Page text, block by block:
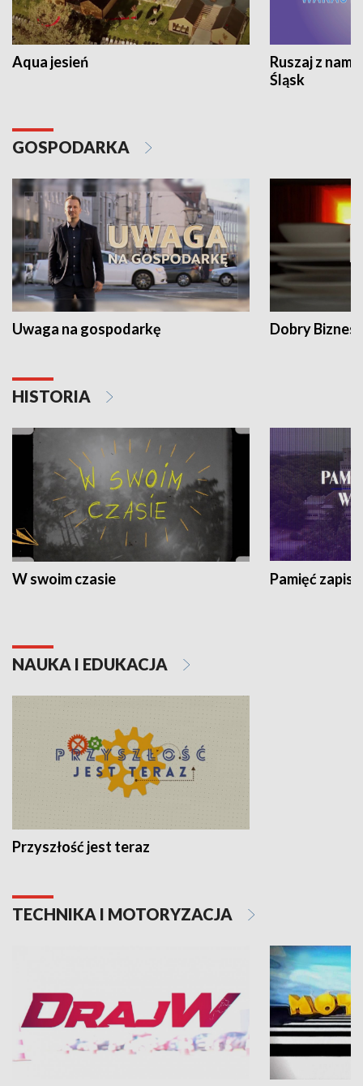
Aqua jesień
Ruszaj z
Śląsk
GOSPODARKA
Uwaga na gospodarkę Dobry Biznes
HISTORIA
W swoim czasie Pamięć
NAUKA I EDUKACJA
Przyszłość jest teraz
TECHNIKA I MOTORYZACJA